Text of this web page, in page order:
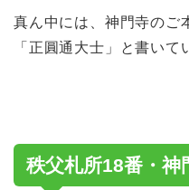
真ん中には、神門寺のご
「正圓通大士」と書いて
秩父札所18番・神